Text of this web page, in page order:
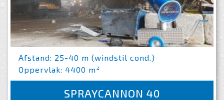
Afstand: 25-40 m (windstil cond.)
Oppervlak: 4400 m²
SPRAYCANNON 40